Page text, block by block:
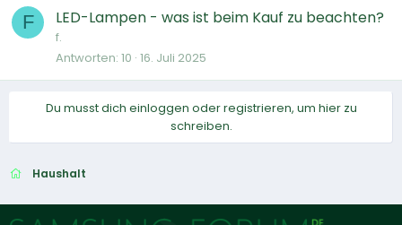
F LED-Lampen - was ist beim Kauf zu beachten?
f.
Antworten 10 16. Juli 2025
Du musst dich einloggen oder registrieren, um hier zu
schreiben.
Haushalt